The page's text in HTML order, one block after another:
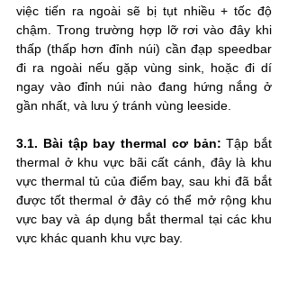
việc tiến ra ngoài sẽ bị tụt nhiều + tốc độ
chậm. Trong trường hợp lỡ rơi vào đây khi
thấp (thấp hơn đỉnh núi) cần đạp speedbar
đi ra ngoài nếu gặp vùng sink, hoặc đi dí
ngay vào đỉnh núi nào đang hứng nắng ở
gần nhất, và lưu ý tránh vùng leeside.
3.1. Bài tập bay thermal cơ bản: Tập bắt
thermal ở khu vực bãi cất cánh, đây là khu
vực thermal tủ của điểm bay, sau khi đã bắt
được tốt thermal ở đây có thể mở rộng khu
vực bay và áp dụng bắt thermal tại các khu
vực khác quanh khu vực bay.